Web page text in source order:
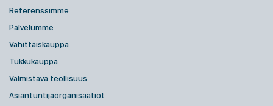
Referenssimme
Palvelumme
Vähittäiskauppa
Tukkukauppa
Valmistava teollisuus
Asiantuntijaorganisaatiot